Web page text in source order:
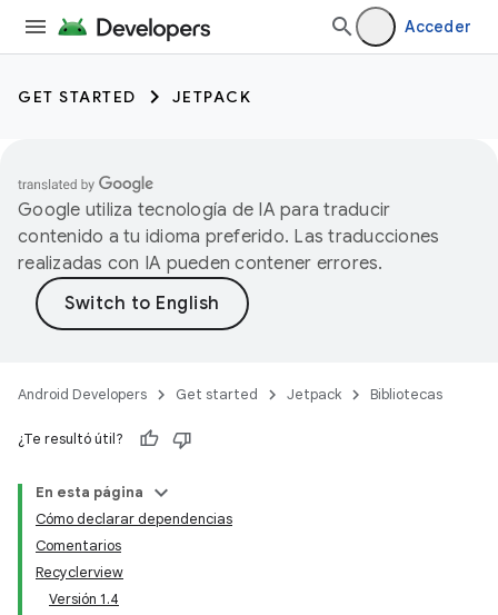
Acceder
GET STARTED JETPACK
Google utiliza tecnología de IA para traducir
contenido a tu idioma preferido. Las traducciones
realizadas con IA pueden contener errores.
Android Developers Get started Jetpack Bibliotecas
¿Te resultó útil?
En esta página
Cómo declarar dependencias
Comentarios
Recyclerview
Versión 1.4